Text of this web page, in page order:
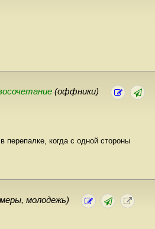
(оффники)
перепалке, когда с одной стороны
молодежь)